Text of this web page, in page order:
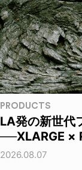
PRODUCTS
LA発の新世代
──XLARGE ×
2026.08.07